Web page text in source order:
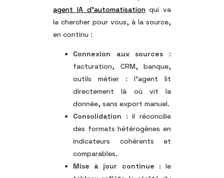
agent IA d’automatisationqui va
la chercher pour vous, à la source,
en continu :
Connexion aux sources :
facturation, CRM, banque,
outils métier : l’agent lit
directement là où vit la
donnée, sans export manuel.
Consolidation : il réconcilie
des formats hétérogènes en
indicateurs cohérents et
comparables.
Mise à jour continue : le